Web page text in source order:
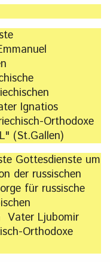
Ignatios
Orthodoxe
(St.Gallen)
Gottesdienste um
der russischen
für russische
Vater Ljubomir
Orthodoxe